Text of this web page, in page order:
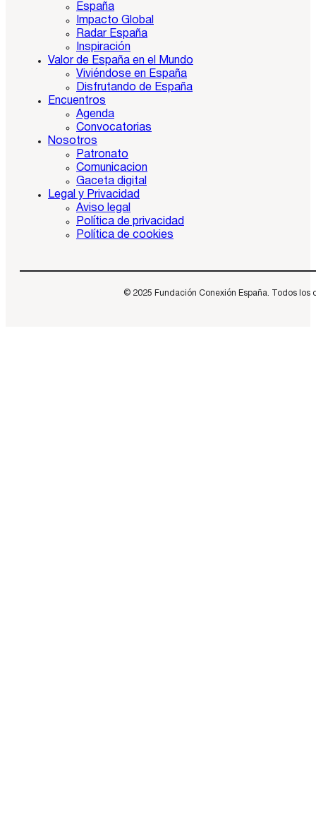
España
Impacto Global
Radar España
Inspiración
Valor de España en el Mundo
Viviéndose en España
Disfrutando de España
Encuentros
Agenda
Convocatorias
Nosotros
Patronato
Comunicacion
Gaceta digital
Legal y Privacidad
Aviso legal
Política de privacidad
Política de cookies
© 2025 Fundación Conexión España. Todos los